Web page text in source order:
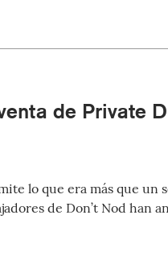
de Private
lo que era más que un
de Don’t Nod han